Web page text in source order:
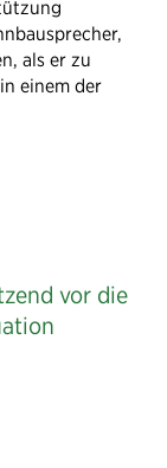
als er zu
einem der
vor die